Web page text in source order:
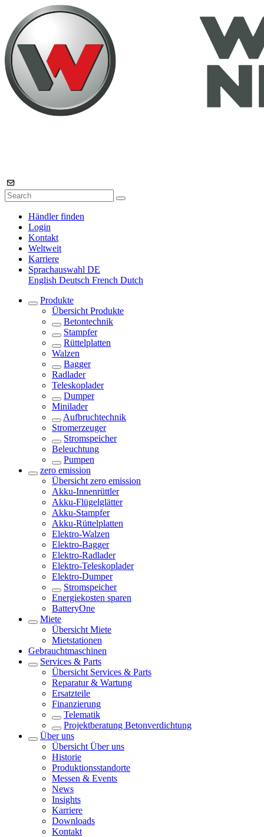
Händler finden
Login
Kontakt
Weltweit
Karriere
Sprachauswahl DE
English Deutsch French Dutch
Produkte
Übersicht Produkte
Betontechnik
Stampfer
Rüttelplatten
Walzen
Bagger
Radlader
Teleskoplader
Dumper
Minilader
Aufbruchtechnik
Stromerzeuger
Stromspeicher
Beleuchtung
Pumpen
zero emission
Übersicht zero emission
Akku-Innenrüttler
Akku-Flügelglätter
Akku-Stampfer
Akku-Rüttelplatten
Elektro-Walzen
Elektro-Bagger
Elektro-Radlader
Elektro-Teleskoplader
Elektro-Dumper
Stromspeicher
Energiekosten sparen
BatteryOne
Miete
Übersicht Miete
Mietstationen
Gebrauchtmaschinen
Services & Parts
Übersicht Services & Parts
Reparatur & Wartung
Ersatzteile
Finanzierung
Telematik
Projektberatung Betonverdichtung
Über uns
Übersicht Über uns
Historie
Produktionsstandorte
Messen & Events
News
Insights
Karriere
Downloads
Kontakt